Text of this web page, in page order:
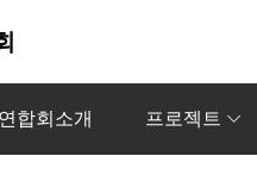
연합회소개 프로젝트